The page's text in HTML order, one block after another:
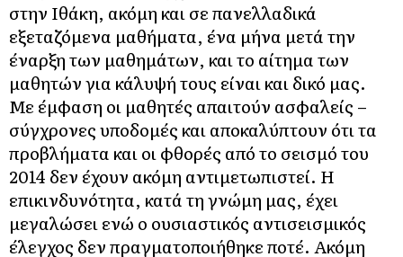
στην Ιθάκη, ακόμη και σε πανελλαδικά
εξεταζόμενα μαθήματα, ένα μήνα μετά την
έναρξη των μαθημάτων, και το αίτημα των
μαθητών για κάλυψή τους είναι και δικό μας.
Με έμφαση οι μαθητές απαιτούν ασφαλείς –
σύγχρονες υποδομές και αποκαλύπτουν ότι τα
προβλήματα και οι φθορές από το σεισμό του
2014 δεν έχουν ακόμη αντιμετωπιστεί. Η
επικινδυνότητα, κατά τη γνώμη μας, έχει
μεγαλώσει ενώ ο ουσιαστικός αντισεισμικός
έλεγχος δεν πραγματοποιήθηκε ποτέ. Ακόμη